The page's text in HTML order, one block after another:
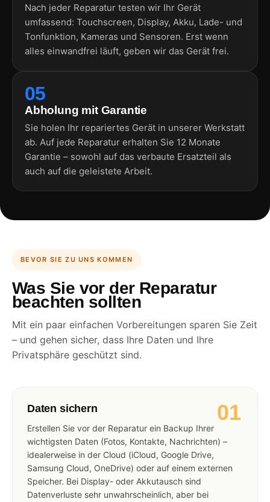
Nach jeder Reparatur testen wir Ihr Gerät
umfassend: Touchscreen, Display, Akku, Lade- und
Tonfunktion, Kameras und Sensoren. Erst wenn
alles einwandfrei läuft, geben wir das Gerät frei.
05
Abholung mit Garantie
Sie holen Ihr repariertes Gerät in unserer Werkstatt
ab. Auf jede Reparatur erhalten Sie 12 Monate
Garantie – sowohl auf das verbaute Ersatzteil als
auch auf die geleistete Arbeit.
BEVOR SIE ZU UNS KOMMEN
Was Sie vor der Reparatur
beachten sollten
Mit ein paar einfachen Vorbereitungen sparen Sie Zeit
– und gehen sicher, dass Ihre Daten und Ihre
Privatsphäre geschützt sind.
01
Daten sichern
Erstellen Sie vor der Reparatur ein Backup Ihrer
wichtigsten Daten (Fotos, Kontakte, Nachrichten) –
idealerweise in der Cloud (iCloud, Google Drive,
Samsung Cloud, OneDrive) oder auf einem externen
Speicher. Bei Display- oder Akkutausch sind
Datenverluste sehr unwahrscheinlich, aber bei